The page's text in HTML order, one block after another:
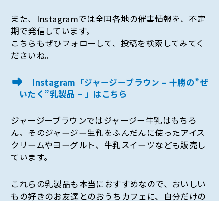
また、Instagramでは全国各地の催事情報を、不定
期で発信しています。
こちらもぜひフォローして、投稿を検索してみてく
ださいね。
Instagram「ジャージーブラウン – 十勝の”ぜ
いたく”乳製品 – 」はこちら
ジャージーブラウンではジャージー牛乳はもちろ
ん、そのジャージー生乳をふんだんに使ったアイス
クリームやヨーグルト、牛乳スイーツなども販売し
ています。
これらの乳製品も本当におすすめなので、おいしい
もの好きのお友達とのおうちカフェに、自分だけの